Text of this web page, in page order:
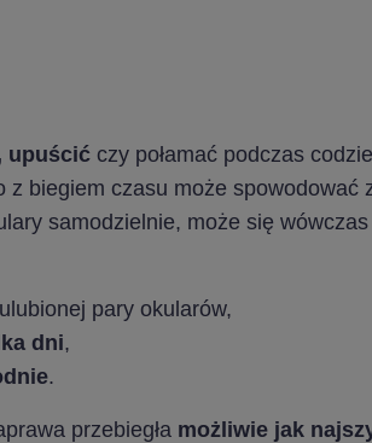
upuścić czy połamać podczas
z biegiem czasu może spowodować
samodzielnie, może się
pary okularów,
dni,
.
przebiegła możliwie jak